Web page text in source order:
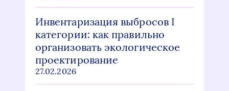
Инвентаризация выбросов I
категории: как правильно
организовать экологическое
проектирование
27.02.2026